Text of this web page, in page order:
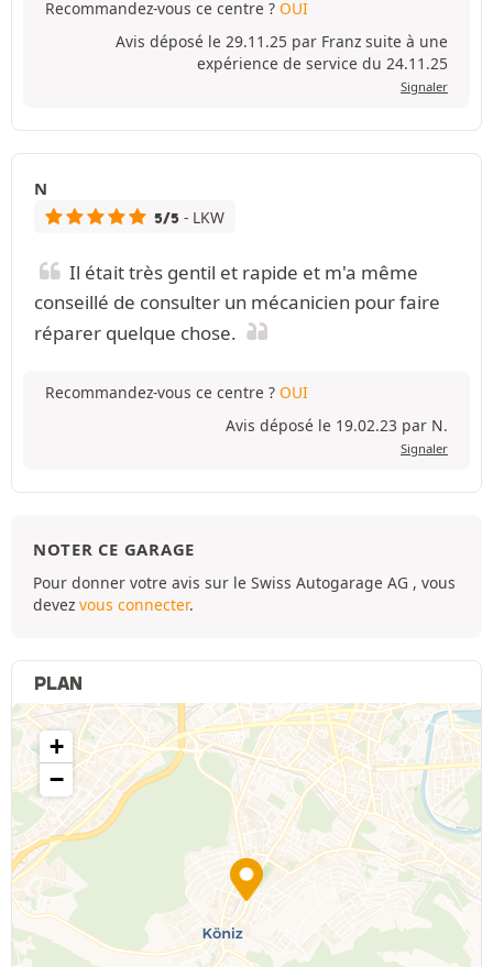
Recommandez-vous ce centre ? OUI
Avis déposé le 29.11.25 par Franz suite à une
expérience de service du 24.11.25
Signaler
N
5/5 - LKW
Il était très gentil et rapide et m'a même
conseillé de consulter un mécanicien pour faire
réparer quelque chose.
Recommandez-vous ce centre ? OUI
Avis déposé le 19.02.23 par N.
Signaler
NOTER CE GARAGE
Pour donner votre avis sur le Swiss Autogarage AG , vous
devez vous connecter.
PLAN
+
−